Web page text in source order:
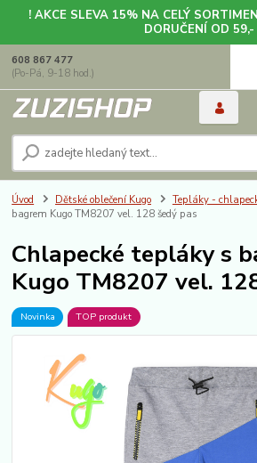
! AKCE SLEVA 15% NA CELÝ
DORUČENÍ OD 59,-
608 867 477
(Po-Pá, 9-18 hod.)
Úvod Dětské oblečení Kugo Tepláky -
bagrem Kugo TM8207 vel. 128 šedý pas
Chlapecké tepláky s
Kugo TM8207 vel.
Novinka TOP produkt